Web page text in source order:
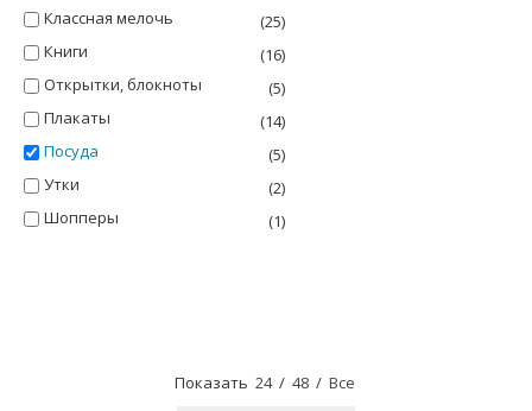
Классная мелочь
(25)
Книги
(16)
Открытки, блокноты
(5)
Плакаты
(14)
Посуда
(5)
Утки
(2)
Шопперы
(1)
Показать 24 / 48 / Все